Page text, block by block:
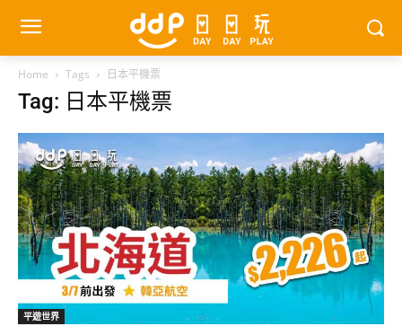
Home Tags 日本平機票
Tag: 日本平機票
平遊世界